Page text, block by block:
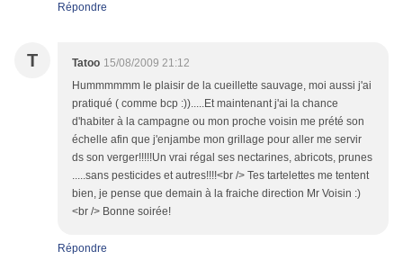
Répondre
T Tatoo 15/08/2009 21:12
Hummmmmm le plaisir de la cueillette sauvage, moi aussi j'ai
pratiqué ( comme bcp :)).....Et maintenant j'ai la chance
d'habiter à la campagne ou mon proche voisin me prété son
échelle afin que j'enjambe mon grillage pour aller me servir
ds son verger!!!!!Un vrai régal ses nectarines, abricots, prunes
.....sans pesticides et autres!!!!<br /> Tes tartelettes me tentent
bien, je pense que demain à la fraiche direction Mr Voisin :)
<br /> Bonne soirée!
Répondre